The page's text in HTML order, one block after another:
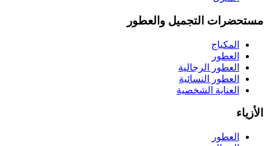
التجميل والعطور
المكياج
العطور
العطور الرجالية
العطور النسائية
العناية الشخصية
العطور